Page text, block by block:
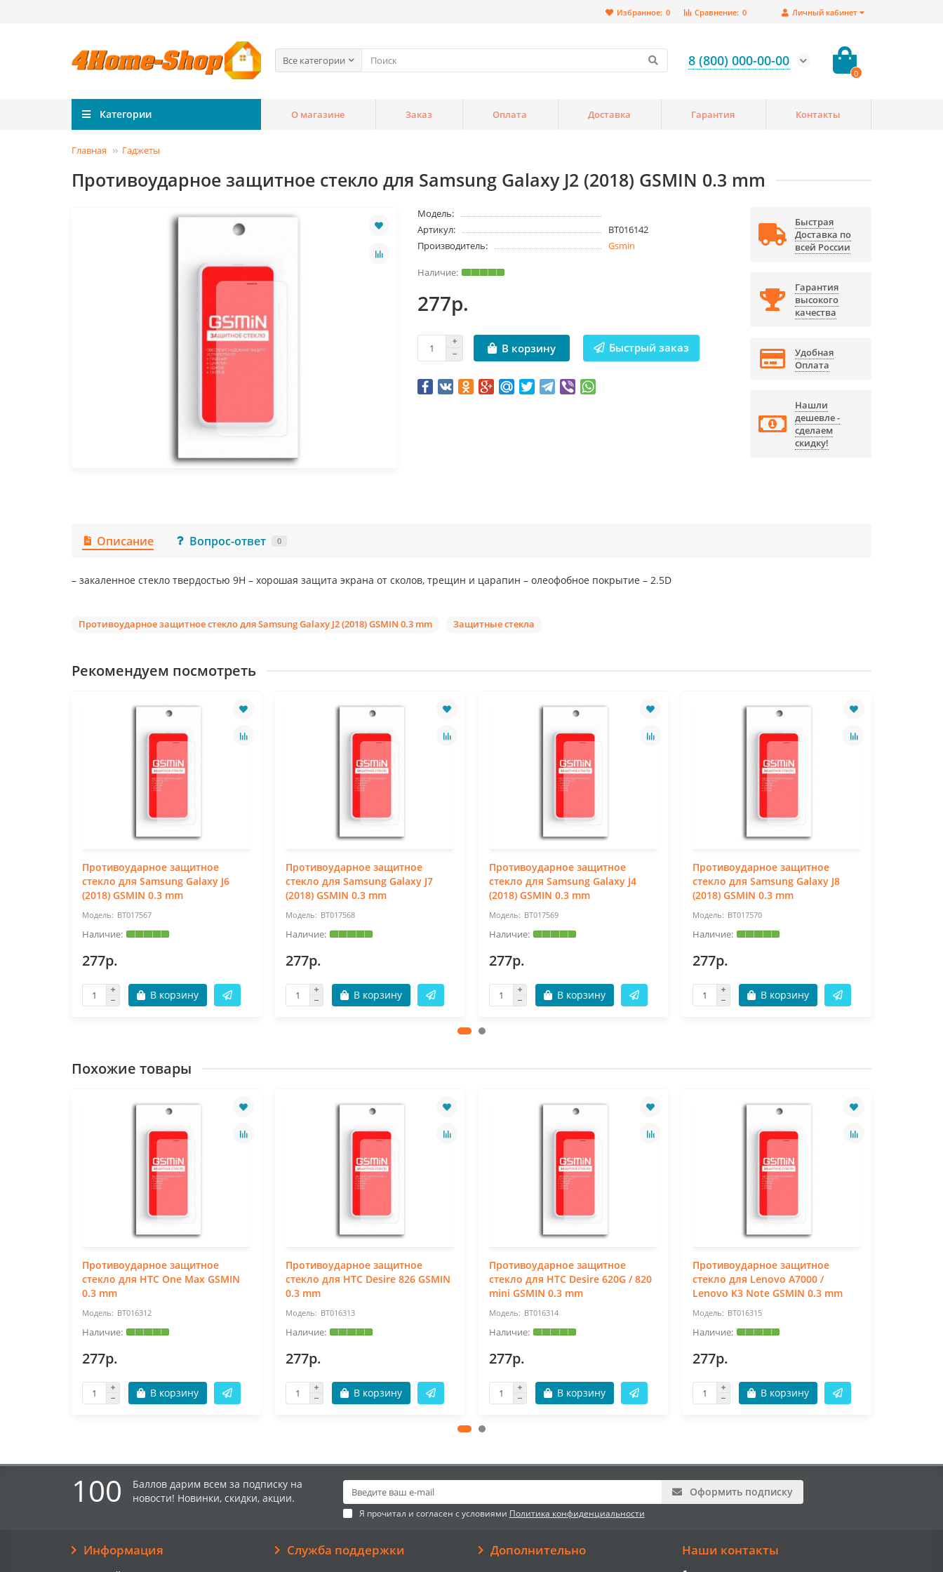
Личный кабинет
Сравнение: 0
Избранное: 0
Все категории 8 (800) 000-00-00
0
Категории О магазине Заказ Оплата Доставка Гарантия Контакты
Главная Гаджеты
Противоударное защитное стекло для Samsung Galaxy J2 (2018) GSMIN 0.3 mm
Модель:
Артикул:
BT016142
Производитель:
Gsmin
277р.
В корзину Быстрый заказ
Быстрая
Доставка по
всей России
Гарантия
высокого
качества
Удобная
Оплата
Нашли
дешевле -
сделаем
скидку!
Описание Вопрос-ответ 0
– закаленное стекло твердостью 9Н – хорошая защита экрана от сколов, трещин и царапин – олеофобное покрытие – 2.5D
Противоударное защитное стекло для Samsung Galaxy J2 (2018) GSMIN 0.3 mm Защитные стекла
Рекомендуем посмотреть
Противоударное защитное
стекло для Samsung Galaxy J6
(2018) GSMIN 0.3 mm
BT017567
277р.
В корзину
Противоударное защитное
стекло для Samsung Galaxy J7
(2018) GSMIN 0.3 mm
BT017568
277р.
В корзину
Противоударное защитное
стекло для Samsung Galaxy J4
(2018) GSMIN 0.3 mm
BT017569
277р.
В корзину
Противоударное защитное
стекло для Samsung Galaxy J8
(2018) GSMIN 0.3 mm
BT017570
277р.
В корзину
Похожие товары
Противоударное защитное
стекло для HTC One Max GSMIN
0.3 mm
BT016312
277р.
В корзину
Противоударное защитное
стекло для HTC Desire 826 GSMIN
0.3 mm
BT016313
277р.
В корзину
Противоударное защитное
стекло для HTC Desire 620G / 820
mini GSMIN 0.3 mm
BT016314
277р.
В корзину
Противоударное защитное
стекло для Lenovo A7000 /
Lenovo K3 Note GSMIN 0.3 mm
BT016315
277р.
В корзину
100
Баллов дарим всем за подписку на
новости! Новинки, скидки, акции.
Оформить подписку
Я прочитал и согласен с условиями Политика конфиденциальности
Информация Служба поддержки Дополнительно Наши контакты